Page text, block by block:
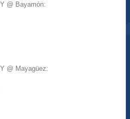
@ Bayamón:
@ Mayagüez: